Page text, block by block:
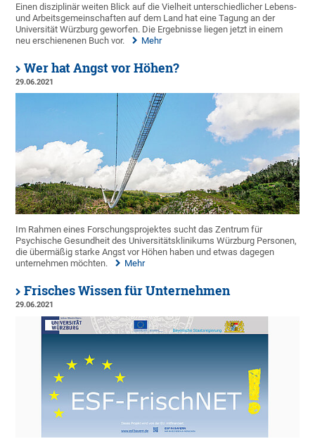
Einen disziplinär weiten Blick auf die Vielheit unterschiedlicher Lebens-
und Arbeitsgemeinschaften auf dem Land hat eine Tagung an der
Universität Würzburg geworfen. Die Ergebnisse liegen jetzt in einem
neu erschienenen Buch vor.
Mehr
Wer hat Angst vor Höhen?
29.06.2021
Im Rahmen eines Forschungsprojektes sucht das Zentrum für
Psychische Gesundheit des Universitätsklinikums Würzburg Personen,
die übermäßig starke Angst vor Höhen haben und etwas dagegen
unternehmen möchten.
Mehr
Frisches Wissen für Unternehmen
29.06.2021